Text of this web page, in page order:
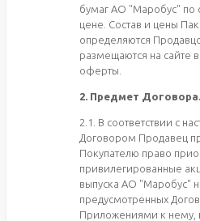
бумаг АО "Маробус" по
цене. Состав и цены
определяются
размещаются на сайте
оферты.
2. Предмет Договора.
2.1. В соответствии с
Договором Продавец
Покупателю право
привилегированные
выпуска АО "Маробус"
предусмотренных
Приложениями к нему,